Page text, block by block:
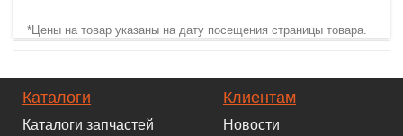
*Цены на товар указаны на дату посещения страницы товара.
Каталоги
Каталоги запчастей
Клиентам
Новости